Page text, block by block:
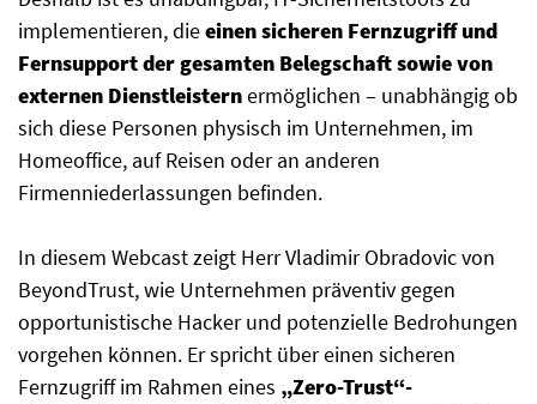
implementieren, dieeinen sicheren Fernzugriff und
Fernsupport der gesamten Belegschaft sowie von
externen Dienstleisternermöglichen – unabhängig ob
sich diese Personen physisch im Unternehmen, im
Homeoffice, auf Reisen oder an anderen
Firmenniederlassungen befinden.
In diesem Webcast zeigt Herr Vladimir Obradovic von
BeyondTrust, wie Unternehmen präventiv gegen
opportunistische Hacker und potenzielle Bedrohungen
vorgehen können. Er spricht über einen sicheren
Fernzugriff im Rahmen eines „Zero-Trust“-